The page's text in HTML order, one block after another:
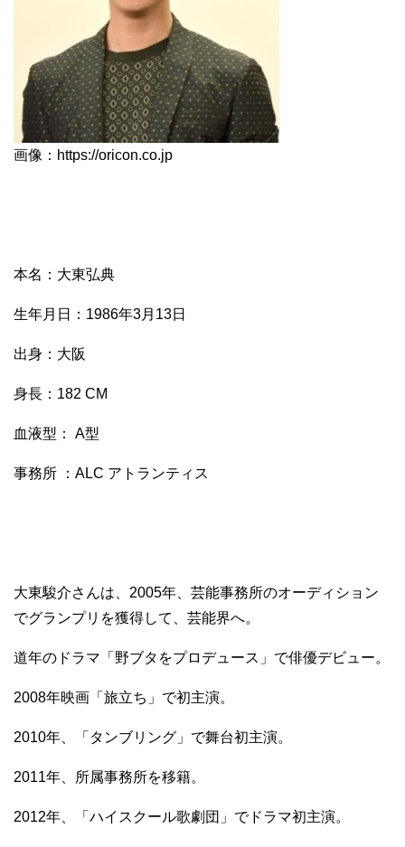
画像：https://oricon.co.jp
本名：大東弘典
生年月日：1986年3月13日
出身：大阪
身長：182 CM
血液型： A型
事務所 ：ALC アトランティス
大東駿介さんは、2005年、芸能事務所のオーディション
でグランプリを獲得して、芸能界へ。
道年のドラマ「野ブタをプロデュース」で俳優デビュー。
2008年映画「旅立ち」で初主演。
2010年、「タンブリング」で舞台初主演。
2011年、所属事務所を移籍。
2012年、「ハイスクール歌劇団」でドラマ初主演。